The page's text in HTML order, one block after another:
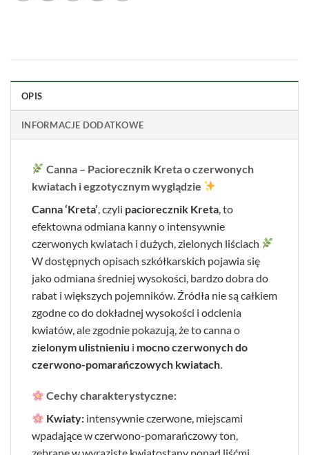
OPIS
INFORMACJE DODATKOWE
Canna – Paciorecznik Kreta o czerwonych
kwiatach i egzotycznym wyglądzie
Canna ‘Kreta’ , czyli paciorecznik Kreta , to
efektowna odmiana kanny o intensywnie
czerwonych kwiatach i dużych, zielonych liściach
W dostępnych opisach szkółkarskich pojawia się
jako odmiana średniej wysokości, bardzo dobra do
rabat i większych pojemników. Źródła nie są całkiem
zgodne co do dokładnej wysokości i odcienia
kwiatów, ale zgodnie pokazują, że to canna o
zielonym ulistnieniu i mocno czerwonych do
czerwono-pomarańczowych kwiatach
Cechy charakterystyczne:
Kwiaty: intensywnie czerwone, miejscami
wpadające w czerwono-pomarańczowy ton,